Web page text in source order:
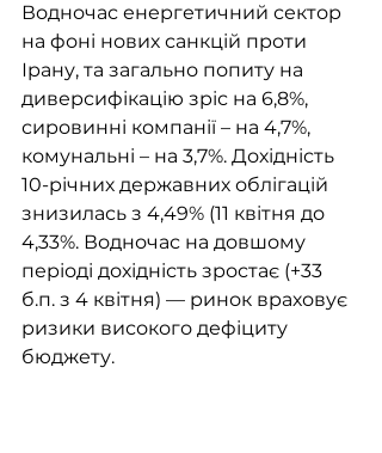
Водночас енергетичний сектор
на фоні нових санкцій проти
Ірану, та загально попиту на
диверсифікацію зріс на 6,8%,
сировинні компанії – на 4,7%,
комунальні – на 3,7%. Дохідність
10-річних державних облігацій
знизилась з 4,49% (11 квітня до
4,33%. Водночас на довшому
періоді дохідність зростає (+33
б.п. з 4 квітня) — ринок враховує
ризики високого дефіциту